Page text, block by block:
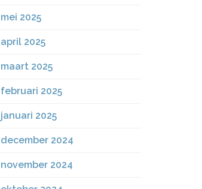
mei 2025
april 2025
maart 2025
februari 2025
januari 2025
december 2024
november 2024